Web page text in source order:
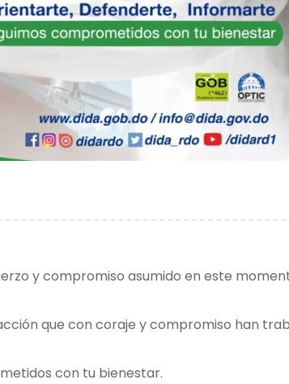
y compromiso asumido en este
que con coraje y compromiso han
con tu bienestar.